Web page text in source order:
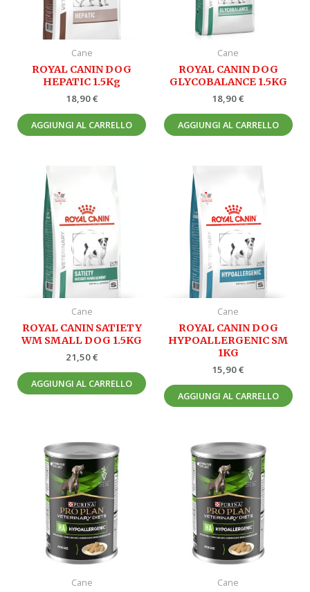
Cane
ROYAL CANIN DOG
HEPATIC 1.5Kg
18,90€
AGGIUNGI AL CARRELLO
Cane
ROYAL CANIN DOG
GLYCOBALANCE 1.5KG
18,90€
AGGIUNGI AL CARRELLO
Cane
ROYAL CANIN SATIETY
WM SMALL DOG 1.5KG
21,50€
AGGIUNGI AL CARRELLO
Cane
ROYAL CANIN DOG
HYPOALLERGENIC SM
1KG
15,90€
AGGIUNGI AL CARRELLO
Cane Cane